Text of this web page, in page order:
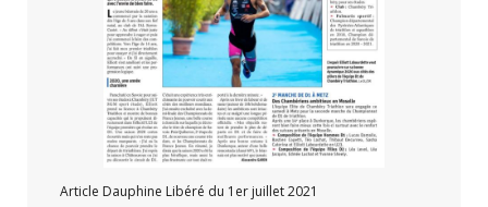
Article Dauphine Libéré du 1er juillet 2021